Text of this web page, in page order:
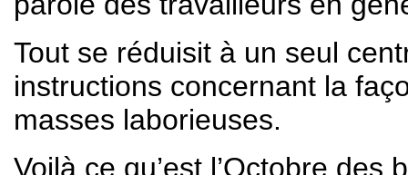
Tout se réduisit à un seul
instructions concernant la
masses laborieuses.
Voilà ce qu’est l’Octobre des